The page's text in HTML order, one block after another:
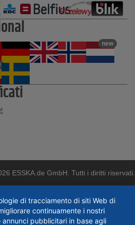
new
ESSKA.de GmbH. Tutti i diritti riservati.
di tracciamento di siti Web di
continuamente i nostri
pubblicitari in base agli